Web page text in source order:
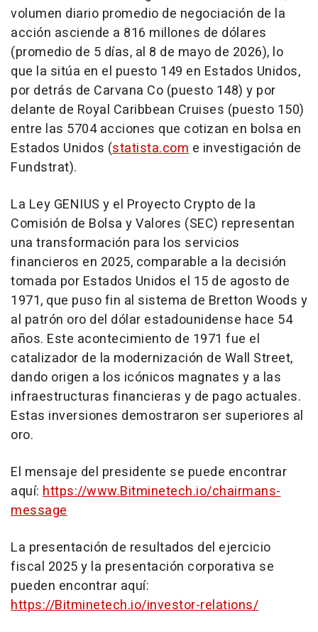
volumen diario promedio de negociación de la
acción asciende a 816 millones de dólares
(promedio de 5 días, al 8 de mayo de 2026), lo
que la sitúa en el puesto 149 en Estados Unidos,
por detrás de Carvana Co (puesto 148) y por
delante de Royal Caribbean Cruises (puesto 150)
entre las 5704 acciones que cotizan en bolsa en
Estados Unidos (statista.com e investigación de
Fundstrat).
La Ley GENIUS y el Proyecto Crypto de la
Comisión de Bolsa y Valores (SEC) representan
una transformación para los servicios
financieros en 2025, comparable a la decisión
tomada por Estados Unidos el 15 de agosto de
1971, que puso fin al sistema de Bretton Woods y
al patrón oro del dólar estadounidense hace 54
años. Este acontecimiento de 1971 fue el
catalizador de la modernización de Wall Street,
dando origen a los icónicos magnates y a las
infraestructuras financieras y de pago actuales.
Estas inversiones demostraron ser superiores al
oro.
El mensaje del presidente se puede encontrar
aquí: https://www.Bitminetech.io/chairmans-
message
La presentación de resultados del ejercicio
fiscal 2025 y la presentación corporativa se
pueden encontrar aquí:
https://Bitminetech.io/investor-relations/